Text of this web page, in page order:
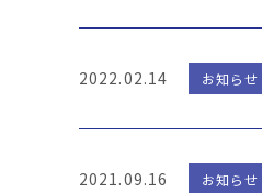
2022.02.14 お知らせ
2021.09.16 お知らせ